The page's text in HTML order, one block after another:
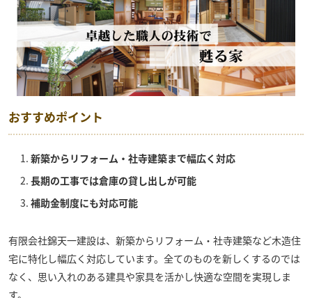
おすすめポイント
新築からリフォーム・社寺建築まで幅広く対応
長期の工事では倉庫の貸し出しが可能
補助金制度にも対応可能
有限会社錦天一建設は、新築からリフォーム・社寺建築など木造住
宅に特化し幅広く対応しています。全てのものを新しくするのでは
なく、思い入れのある建具や家具を活かし快適な空間を実現しま
す。